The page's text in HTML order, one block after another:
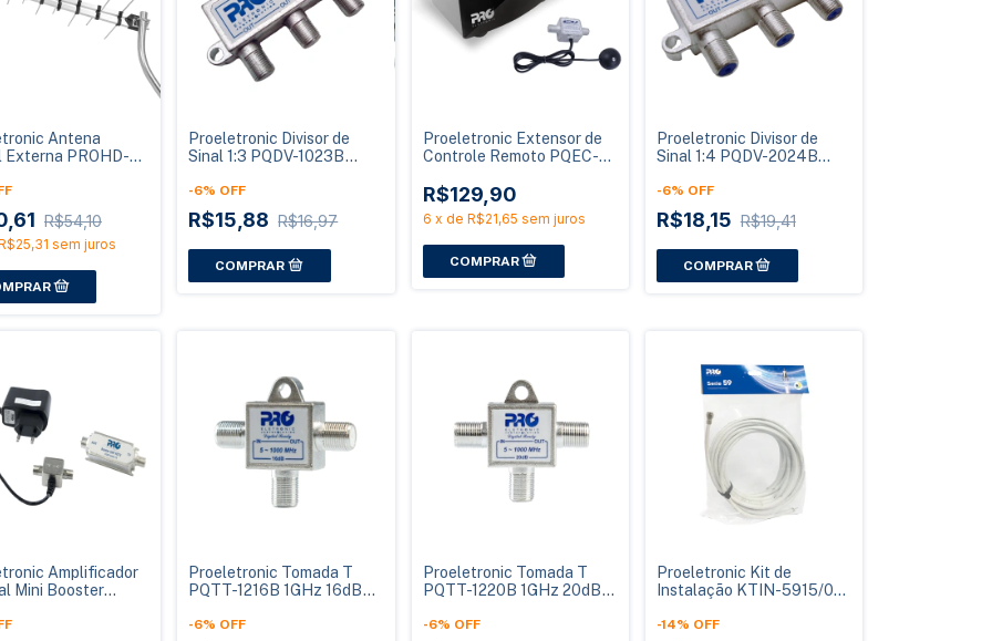
Antena
Externa PROHD-
LTE
R$54,10
sem juros
Proeletronic Divisor de
Sinal 1:3 PQDV-1023B
Blindado
-6% OFF
R$15,88 R$16,97
Proeletronic Extensor de
Controle Remoto PQEC-
R$129,90
6 x de R$21,65 sem juros
Proeletronic Divisor de
Sinal 1:4 PQDV-2024B
Pass
-6% OFF
R$18,15 R$19,41
Amplificador
Mini Booster
Filtro LTE
Proeletronic Tomada T
PQTT-1216B 1GHz 16dB
-6% OFF
Proeletronic Tomada T
PQTT-1220B 1GHz 20dB
-6% OFF
Proeletronic Kit de
Instalação KTIN-5915/01
Metros
-14% OFF